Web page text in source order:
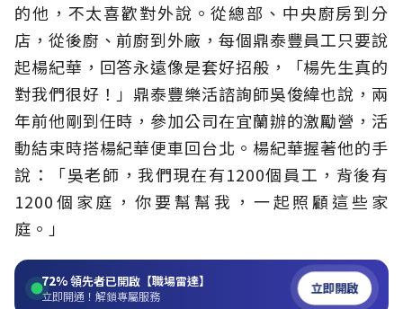
的他，不太喜歡對外說。從總部、中央廚房到分
店，從後廚、前廚到外廠，每個鼎泰豐員工只要說
起楊紀華，回答永遠像是套好招般，「楊先生真的
對我們很好！」鼎泰豐樂活諮詢師吳俊緯也說，兩
年前他剛到任時，參加公司在宜蘭辦的激勵營，活
動結束時搭楊紀華便車回台北。楊紀華握著他的手
說：「吳老師，我們現在有1200個員工，背後有
1200個家庭，你要幫幫我，一起照顧這些家
庭。」
72%領先者已開啟【職場雷達】
立即開通！解鎖專屬服務 立即開啟